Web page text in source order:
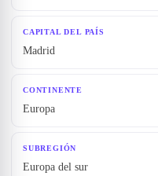
CAPITAL DEL PAÍS
Madrid
CONTINENTE
Europa
SUBREGIÓN
Europa del sur